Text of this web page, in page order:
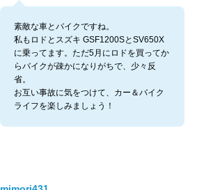
素敵な車とバイクですね。
私もロドとスズキ GSF1200SとSV650X
に乗ってます。ただ5月にロドを買ってか
らバイクが疎かになりがちで、少々反
省。
お互い事故に気をつけて、カー＆バイク
ライフを楽しみましょう！